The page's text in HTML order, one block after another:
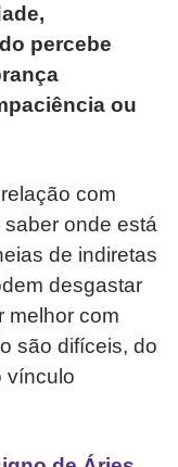
percebe
ou
com
onde está
de indiretas
desgastar
melhor com
são difíceis, do
vínculo